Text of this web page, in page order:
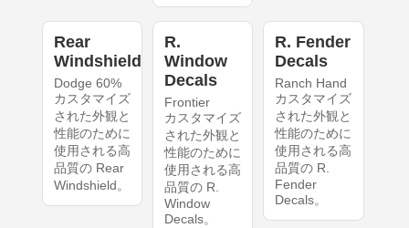
Rear
Windshield
Dodge 60%
カスタマイズ
された外観と
性能のために
使用される高
品質の Rear
Windshield。
R.
Window
Decals
Frontier
カスタマイズ
された外観と
性能のために
使用される高
品質の R.
Window
Decals。
R. Fender
Decals
Ranch Hand
カスタマイズ
された外観と
性能のために
使用される高
品質の R.
Fender
Decals。